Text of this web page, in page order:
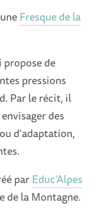
Fresque de la
de
pressions
Par le récit, il
des
d'adaptation,
parEduc'Alpes
de la Montagne.